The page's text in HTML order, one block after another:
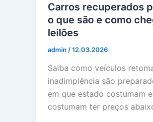
Carros recuperados
o que são e como
leilões
admin /12.03.2026
Saiba como veículos
inadimplência são
em que estado costumam
costumam ter preços